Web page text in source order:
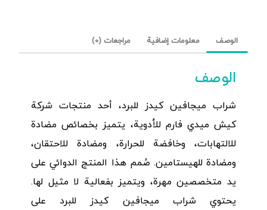
الوصف معلومات إضافية مراجعات (0)
الوصف
شراب ميجافين كيدز للبرد، أحد منتجات شركة
كيش ميدي فارم للأدوية، يتميز بخصائص مضادة
للالتهابات، وخافضة للحرارة، ومضادة للاحتقان،
ومضادة للهيستامين. صُمم هذا المنتج الدوائي على
يد متخصصين مهرة، ويتميز بفعالية لا مثيل لها.
يحتوي شراب ميجافين كيدز للبرد على